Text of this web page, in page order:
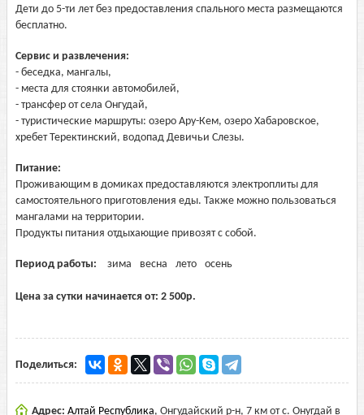
Дети до 5-ти лет без предоставления спального места размещаются
бесплатно.
Сервис и развлечения:
- беседка, мангалы,
- места для стоянки автомобилей,
- трансфер от села Онгудай,
- туристические маршруты: озеро Ару-Кем, озеро Хабаровское,
хребет Теректинский, водопад Девичьи Слезы.
Питание:
Проживающим в домиках предоставляются электроплиты для
самостоятельного приготовления еды. Также можно пользоваться
мангалами на территории.
Продукты питания отдыхающие привозят с собой.
Период работы: зима весна лето осень
Цена за сутки начинается от: 2 500р.
Поделиться:
Адрес: Алтай Республика, Онгудайский р-н, 7 км от с. Онугдай в